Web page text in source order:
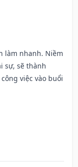
làm nhanh. Niềm
sự, sẽ thành
việc vào buổi